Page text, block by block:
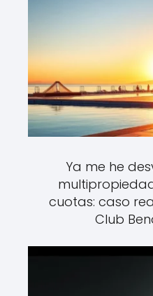
Ya me he
cuotas: caso
Club